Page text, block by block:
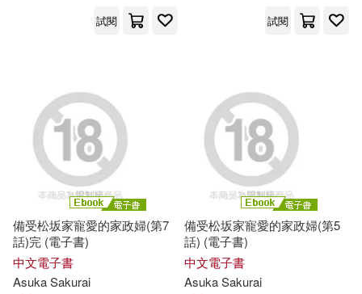
試閱 試閱
備受松坂家寵愛的家政婦(第7
話)完 (電子書)
中文電子書
AsukaSakurai
備受松坂家寵愛的家政婦(第5
話) (電子書)
中文電子書
AsukaSakurai